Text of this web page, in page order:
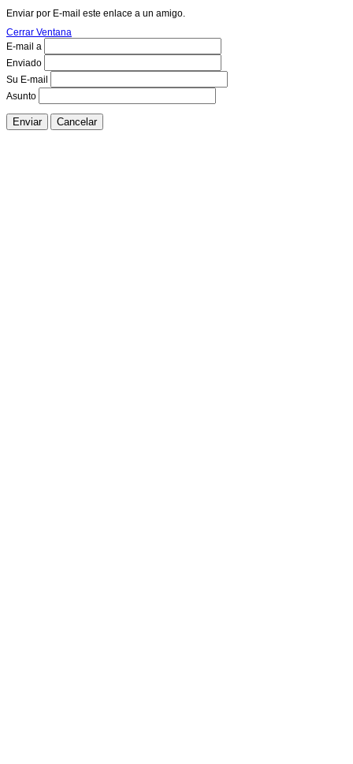
Enviar por E-mail este enlace a un amigo.
Cerrar Ventana
E-mail a
Enviado
Su E-mail
Asunto
Enviar Cancelar